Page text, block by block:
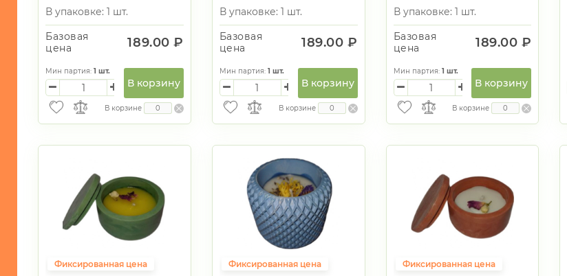
В упаковке: 1 шт.
Базовая
цена
189.00 ₽
Мин партия: 1 шт.
В корзину
В корзине
В упаковке: 1 шт.
Базовая
цена
189.00 ₽
Мин партия: 1 шт.
В корзину
В корзине
В упаковке: 1 шт.
Базовая
цена
189.00 ₽
Мин партия: 1 шт.
В корзину
В корзине
Фиксированная цена Фиксированная цена Фиксированная цена